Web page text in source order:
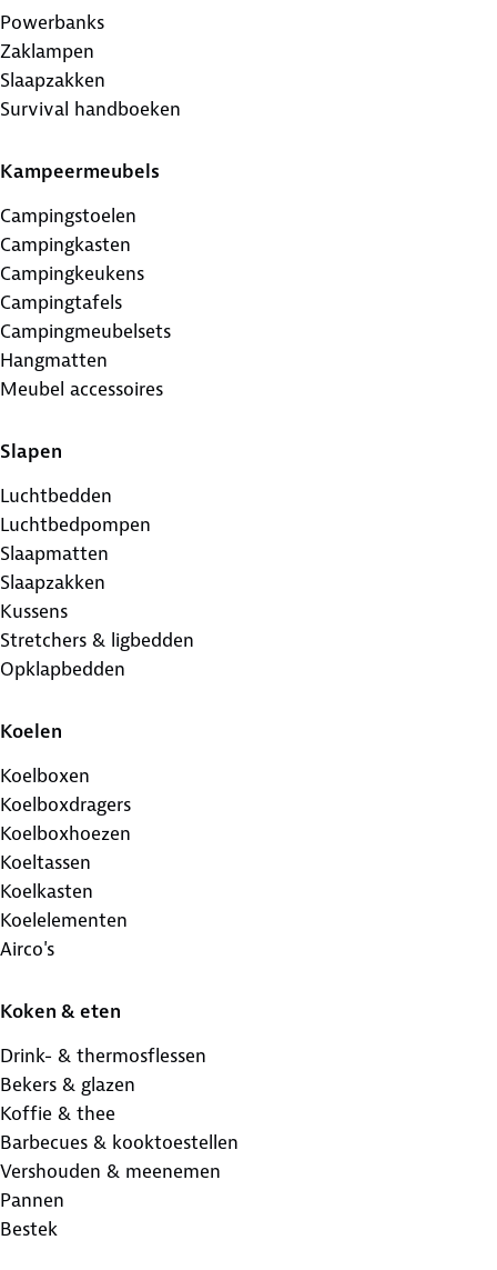
Powerbanks
Zaklampen
Slaapzakken
Survival handboeken
Kampeermeubels
Campingstoelen
Campingkasten
Campingkeukens
Campingtafels
Campingmeubelsets
Hangmatten
Meubel accessoires
Slapen
Luchtbedden
Luchtbedpompen
Slaapmatten
Slaapzakken
Kussens
Stretchers & ligbedden
Opklapbedden
Koelen
Koelboxen
Koelboxdragers
Koelboxhoezen
Koeltassen
Koelkasten
Koelelementen
Airco's
Koken & eten
Drink- & thermosflessen
Bekers & glazen
Koffie & thee
Barbecues & kooktoestellen
Vershouden & meenemen
Pannen
Bestek